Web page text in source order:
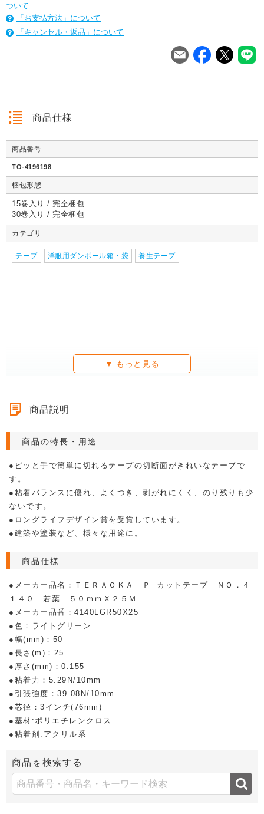
ついて
「お支払方法」について
「キャンセル・返品」について
クッション封筒（ネ
コポス最大）※A4
不可
1枚 21.1円～
詳しくみる
【広告入】宅配120
（高さ3段階変更可
詳しくみる
【宅配80サイズ】定
04）
詳しくみる
【広告入
クッション封筒（ネ
不可
1枚 21.1円～
詳しくみる 詳しくみる
能）※キャンペーン
詳しくみる
クッション封筒（ネ
コポス最大）※A4
不可
1枚 21.1円～
詳しくみる
イズ 段ボール箱
詳しくみる
番段ボール箱（DA0
イズ 段ボ
商品仕様
商品番号
TO-4196198
梱包形態
15巻入り / 完全梱包
30巻入り / 完全梱包
カテゴリ
テープ 洋服用ダンボール箱・袋 養生テープ
商品説明
商品の特長・用途
●ピッと手で簡単に切れるテープの切断面がきれいなテープで
す。
●粘着バランスに優れ、よくつき、剥がれにくく、のり残りも少
ないです。
●ロングライフデザイン賞を受賞しています。
●建築や塗装など、様々な用途に。
商品仕様
●メーカー品名：ＴＥＲＡＯＫＡ Ｐ−カットテープ ＮＯ．４
１４０ 若葉 ５０ｍｍＸ２５Ｍ
●メーカー品番：4140LGR50X25
●色：ライトグリーン
●幅(mm)：50
●長さ(m)：25
●厚さ(mm)：0.155
●粘着力：5.29N/10mm
●引張強度：39.08N/10mm
●芯径：3インチ(76mm)
●基材:ポリエチレンクロス
●粘着剤:アクリル系
商品 を 検索する